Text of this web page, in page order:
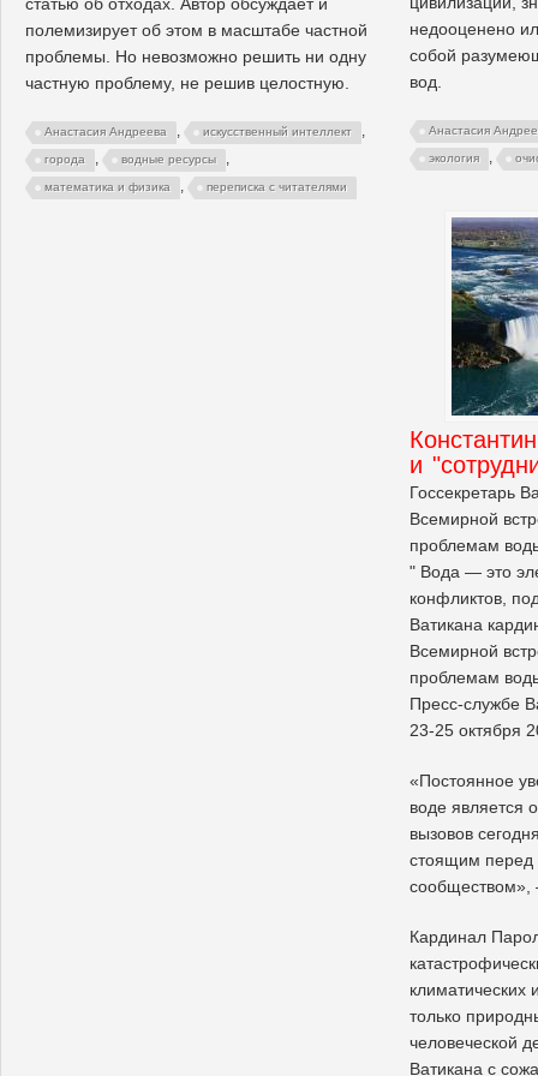
полемизирует об этом в масштабе частной
проблемы. Но невозможно решить ни одну
частную проблему, не решив целостную.
Анастасия Андреева , искусственный интеллект ,
города , водные ресурсы ,
математика и физика , переписка с читателями
недооценено
собой
вод.
Анастасия
экология ,
и
Госсекретарь
Всемирной
проблемам
" Вода — это
конфликтов,
Ватикана
Всемирной
проблемам
Пресс-службе
23-25 октября
«Постоянное
воде является
вызовов
стоящим
сообществом»,
Кардинал
климатических
только
человеческой
Ватикана с